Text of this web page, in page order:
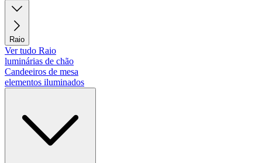
Raio
Ver tudo Raio
luminárias de chão
Candeeiros de mesa
elementos iluminados